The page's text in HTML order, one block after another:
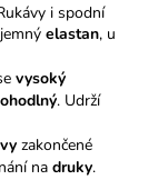
i spodní
elastan, u
vysoký
. Udrží
zakončené
na druky.